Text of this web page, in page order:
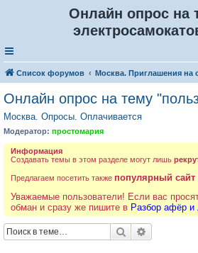
Онлайн опрос на
Список форумов Москва. Приглашения на
Онлайн опрос на тему
Москва. Опросы. Оплачивается
Модератор: простомария
Информация
Создавать темы в этом разделе могут лишь
Предлагаем посетить также популярный сайт
Уважаемые пользователи! Если вас
обман и сразу же пишите в Разбор афёр и
Поиск